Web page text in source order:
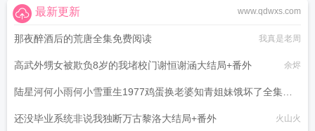
www.qdwxs.com
最新更新
那夜醉酒后的荒唐全集免费阅读 我真是老周
高武外甥女被欺负8岁的我堵校门谢恒谢涵大结局+番外 余烬
陆星河何小雨何小雪重生1977鸡蛋换老婆知青姐妹饿坏了全集免
费阅读 小扑街
还没毕业系统非说我独断万古黎洛大结局+番外 火山火